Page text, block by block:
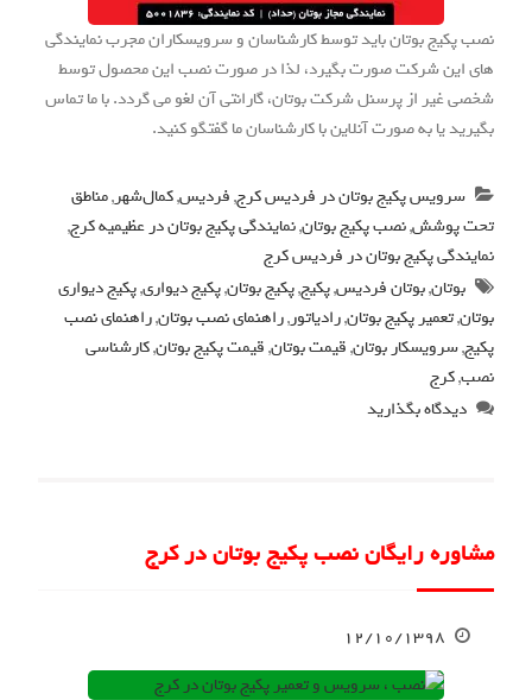
نصب پکیج بوتان باید توسط کارشناسان و سرویسکاران مجرب نمایندگی
های این شرکت صورت بگیرد، لذا در صورت نصب این محصول توسط
شخصی غیر از پرسنل شرکت بوتان، گارانتی آن لغو می گردد. با ما تماس
بگیرید یا به صورت آنلاین با کارشناسان ما گفتگو کنید.
سرویس پکیج بوتان در فردیس کرج,فردیس,کمال‌شهر,مناطق
تحت پوشش,نصب پکیج بوتان,نمایندگی پکیج بوتان در عظیمیه کرج,
نمایندگی پکیج بوتان در فردیس کرج
بوتان,بوتان فردیس,پکیج,پکیج بوتان,پکیج دیواری,پکیج دیواری
بوتان,تعمیر پکیج بوتان,رادیاتور,راهنمای نصب بوتان,راهنمای نصب
پکیج,سرویسکار بوتان,قیمت بوتان,قیمت پکیج بوتان,کارشناسی
نصب,کرج
دیدگاه بگذارید
مشاوره رایگان نصب پکیج بوتان در کرج
۱۲/۱۰/۱۳۹۸